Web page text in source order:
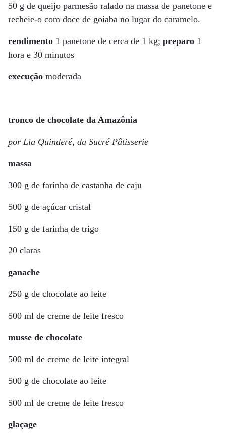
50 g de queijo parmesão ralado na massa de panetone e
recheie-o com doce de goiaba no lugar do caramelo.
rendimento 1 panetone de cerca de 1 kg; preparo 1
hora e 30 minutos
execução moderada
tronco de chocolate da Amazônia
por Lia Quinderé, da Sucré Pâtisserie
massa
300 g de farinha de castanha de caju
500 g de açúcar cristal
150 g de farinha de trigo
20 claras
ganache
250 g de chocolate ao leite
500 ml de creme de leite fresco
musse de chocolate
500 ml de creme de leite integral
500 g de chocolate ao leite
500 ml de creme de leite fresco
glaçage